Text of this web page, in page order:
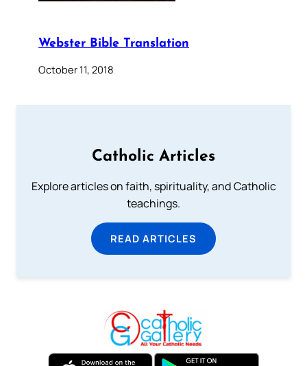
Webster Bible Translation
October 11, 2018
Catholic Articles
Explore articles on faith, spirituality, and Catholic
teachings.
READ ARTICLES